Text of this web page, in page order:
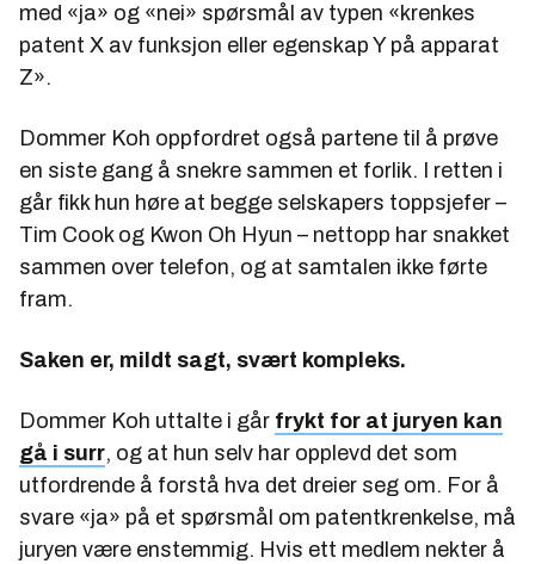
med «ja» og «nei» spørsmål av typen «krenkes
patent X av funksjon eller egenskap Y på apparat
Z».
Dommer Koh oppfordret også partene til å prøve
en siste gang å snekre sammen et forlik. I retten i
går fikk hun høre at begge selskapers toppsjefer –
Tim Cook og Kwon Oh Hyun – nettopp har snakket
sammen over telefon, og at samtalen ikke førte
fram.
Saken er, mildt sagt, svært kompleks.
Dommer Koh uttalte i går frykt for at juryen kan
gå i surr, og at hun selv har opplevd det som
utfordrende å forstå hva det dreier seg om. For å
svare «ja» på et spørsmål om patentkrenkelse, må
juryen være enstemmig. Hvis ett medlem nekter å